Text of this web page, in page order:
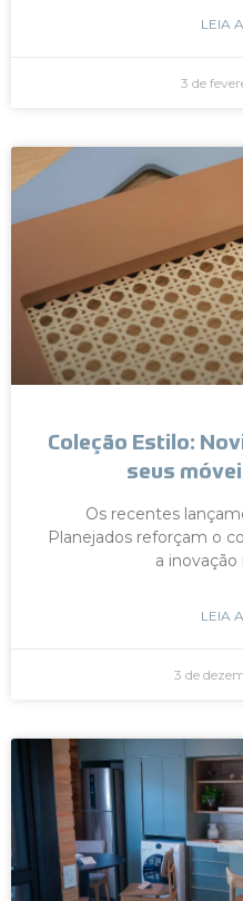
LEIA
3 de
Coleção Estilo:
seus
Os recentes
Planejados reforçam o
a
LEIA
3 de